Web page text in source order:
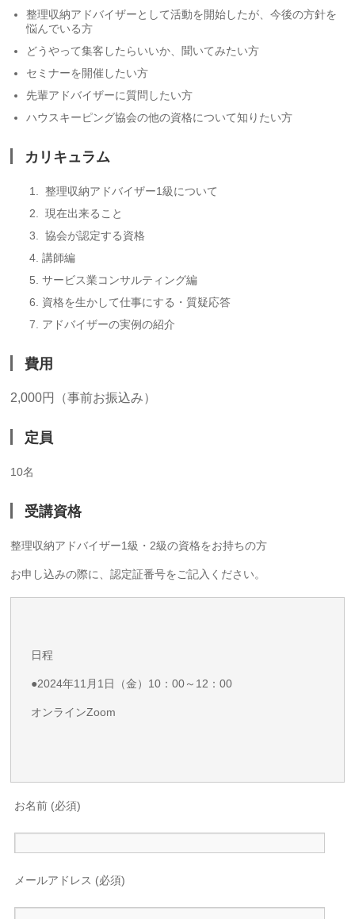
整理収納アドバイザーとして活動を開始したが、今後の方針を
悩んでいる方
どうやって集客したらいいか、聞いてみたい方
セミナーを開催したい方
先輩アドバイザーに質問したい方
ハウスキーピング協会の他の資格について知りたい方
カリキュラム
整理収納アドバイザー1級について
現在出来ること
協会が認定する資格
講師編
サービス業コンサルティング編
資格を生かして仕事にする・質疑応答
アドバイザーの実例の紹介
費用
2,000円（事前お振込み）
定員
10名
受講資格
整理収納アドバイザー1級・2級の資格をお持ちの方
お申し込みの際に、認定証番号をご記入ください。
日程
●2024年11月1日（金）10：00～12：00
オンラインZoom
お名前 (必須)
メールアドレス (必須)